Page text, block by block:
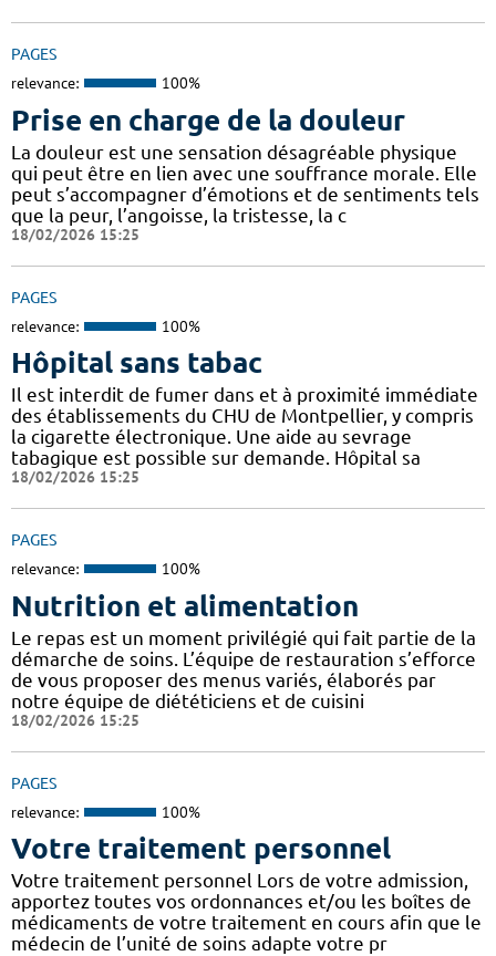
PAGES
relevance: 100%
Prise en charge de la douleur
La douleur est une sensation désagréable physique
qui peut être en lien avec une souffrance morale. Elle
peut s’accompagner d’émotions et de sentiments tels
que la peur, l’angoisse, la tristesse, la c
18/02/2026 15:25
PAGES
relevance: 100%
Hôpital sans tabac
Il est interdit de fumer dans et à proximité immédiate
des établissements du CHU de Montpellier, y compris
la cigarette électronique. Une aide au sevrage
tabagique est possible sur demande. Hôpital sa
18/02/2026 15:25
PAGES
relevance: 100%
Nutrition et alimentation
Le repas est un moment privilégié qui fait partie de la
démarche de soins. L’équipe de restauration s’efforce
de vous proposer des menus variés, élaborés par
notre équipe de diététiciens et de cuisini
18/02/2026 15:25
PAGES
relevance: 100%
Votre traitement personnel
Votre traitement personnel Lors de votre admission,
apportez toutes vos ordonnances et/ou les boîtes de
médicaments de votre traitement en cours afin que le
médecin de l’unité de soins adapte votre pr